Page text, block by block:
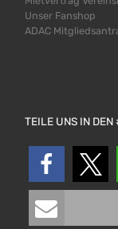
Unser Fanshop
ADAC
TEILE UNS IN DEN